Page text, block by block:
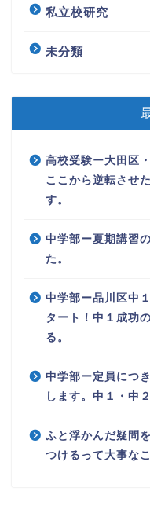
私立校研究
未分類
高校受験ー大田区
ここから逆転させ
す。
中学部ー夏期講習
た。
中学部ー品川区中
タート！中１成功
る。
中学部ー定員につ
します。中１・中
ふと浮かんだ疑問
つけるって大事な